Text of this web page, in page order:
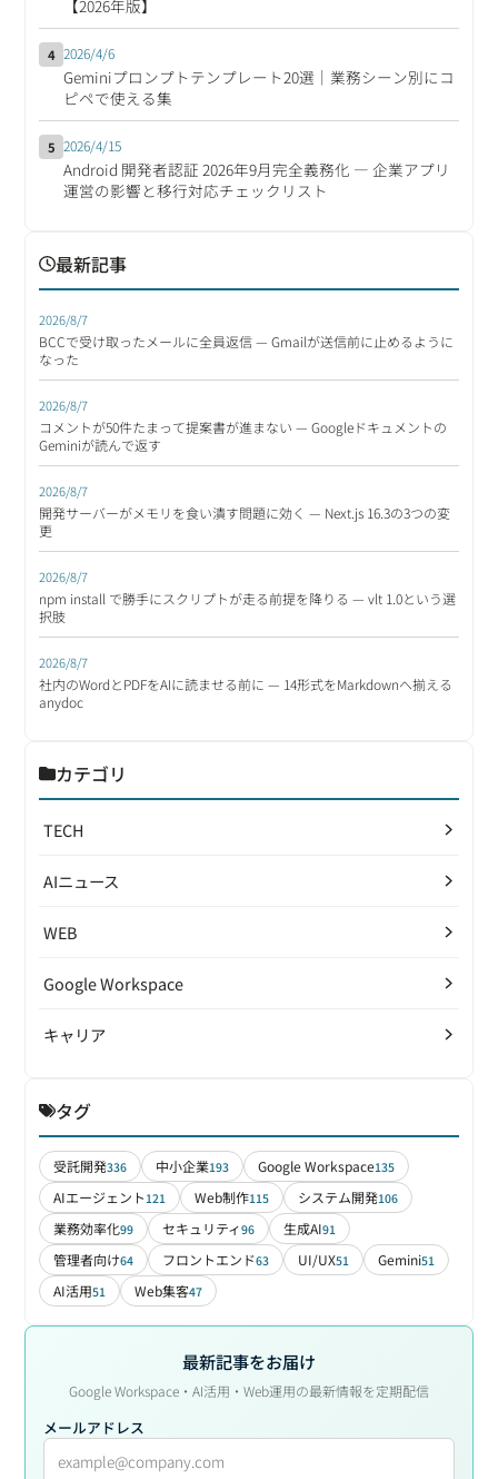
【2026年版】
4 2026/4/6
Geminiプロンプトテンプレート20選｜業務シーン別にコ
ピペで使える集
5 2026/4/15
Android 開発者認証 2026年9月完全義務化 ― 企業アプリ
運営の影響と移行対応チェックリスト
最新記事
2026/8/7
BCCで受け取ったメールに全員返信 — Gmailが送信前に止めるように
なった
2026/8/7
コメントが50件たまって提案書が進まない — Googleドキュメントの
Geminiが読んで返す
2026/8/7
開発サーバーがメモリを食い潰す問題に効く — Next.js 16.3の3つの変
更
2026/8/7
npm install で勝手にスクリプトが走る前提を降りる — vlt 1.0という選
択肢
2026/8/7
社内のWordとPDFをAIに読ませる前に — 14形式をMarkdownへ揃える
anydoc
カテゴリ
TECH
AIニュース
WEB
Google Workspace
キャリア
タグ
受託開発336 中小企業193 Google Workspace135
AIエージェント 121 Web制作115 システム開発106
業務効率化99 セキュリティ96 生成AI91
管理者向け64 フロントエンド63 UI/UX51 Gemini51
AI活用51 Web集客47
最新記事をお届け
Google Workspace・AI活用・Web運用の最新情報を定期配信
メールアドレス